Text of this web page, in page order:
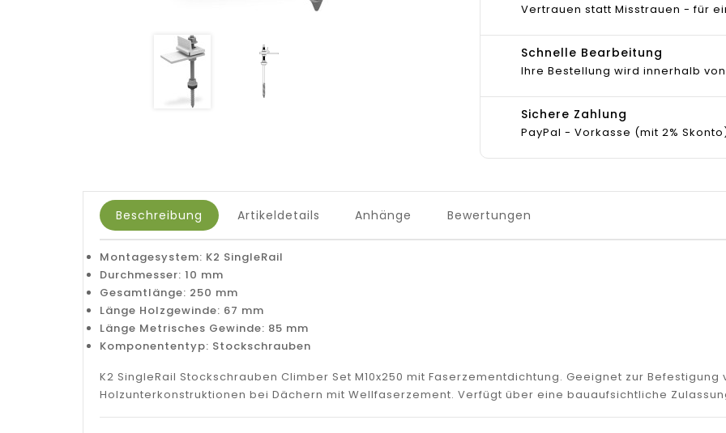
Vertrauen statt Misstrauen - für
Schnelle Bearbeitung
Ihre Bestellung wird innerhalb
Sichere Zahlung
PayPal - Vorkasse (mit 2%
Beschreibung Artikeldetails Anhänge Bewertungen
Montagesystem: K2 SingleRail
Durchmesser: 10 mm
Gesamtlänge: 250 mm
Länge Holzgewinde: 67 mm
Länge Metrisches Gewinde: 85 mm
Komponententyp: Stockschrauben
K2 SingleRail Stockschrauben Climber Set M10x250 mit Faserzementdichtung. Geeignet zur
Holzunterkonstruktionen bei Dächern mit Wellfaserzement. Verfügt über eine bauaufsichtliche